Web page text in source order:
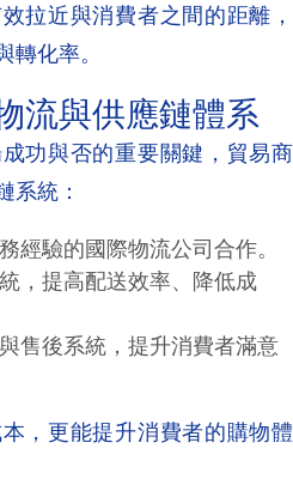
拉近與消費者之間的距離，
轉化率。
流與供應鏈體系
功與否的重要關鍵，貿易商
系統：
經驗的國際物流公司合作。
，提高配送效率、降低成
售後系統，提升消費者滿意
，更能提升消費者的購物體